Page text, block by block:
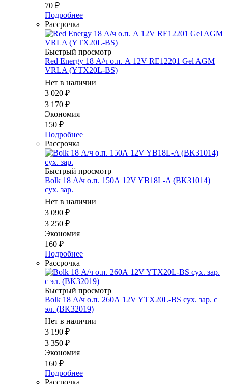
70 ₽
Подробнее
Рассрочка
Быстрый просмотр
Red Energy 18 А/ч о.п. А 12V RE12201 Gel AGM
VRLA (YTX20L-BS)
Нет в наличии
3 020 ₽
3 170 ₽
Экономия
150 ₽
Подробнее
Рассрочка
Быстрый просмотр
Bolk 18 А/ч о.п. 150А 12V YB18L-A (BK31014)
сух. зар.
Нет в наличии
3 090 ₽
3 250 ₽
Экономия
160 ₽
Подробнее
Рассрочка
Быстрый просмотр
Bolk 18 А/ч о.п. 260А 12V YTX20L-BS сух. зар. с
эл. (BK32019)
Нет в наличии
3 190 ₽
3 350 ₽
Экономия
160 ₽
Подробнее
Рассрочка